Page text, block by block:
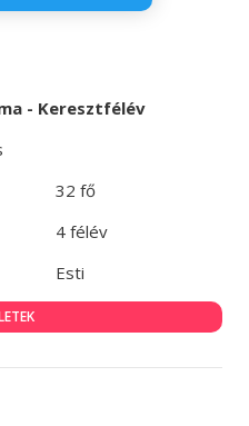
- Keresztfélév
32 fő
4 félév
Esti